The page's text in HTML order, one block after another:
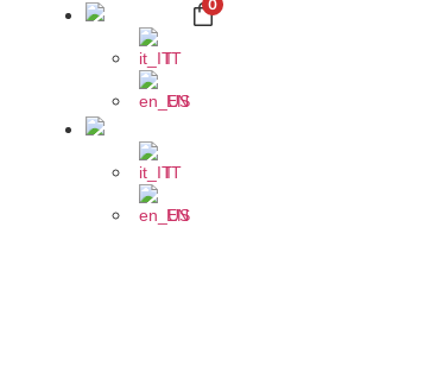
IT
EN
IT
EN
0